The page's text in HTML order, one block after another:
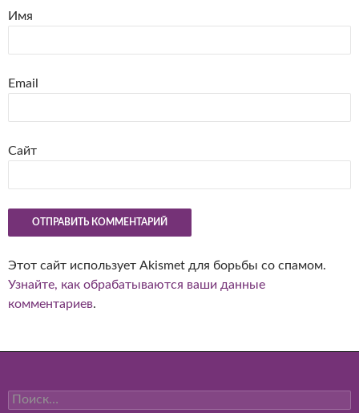
Имя
Email
Сайт
Этот сайт использует Akismet для борьбы со спамом.
Узнайте, как обрабатываются ваши данные
комментариев.
Найти: